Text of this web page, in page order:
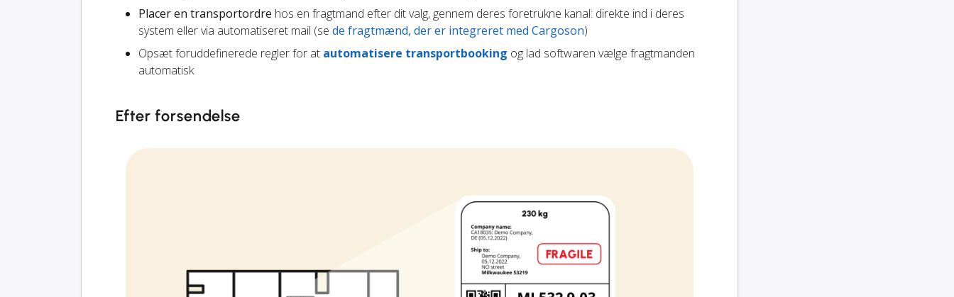
Placer en transportordre hos en fragtmand efter dit valg, gennem deres foretrukne kanal: direkte ind i deres
system eller via automatiseret mail (se de fragtmænd, der er integreret med Cargoson)
Opsæt foruddefinerede regler for at automatisere transportbooking og lad softwaren vælge fragtmanden
automatisk
Efter forsendelse